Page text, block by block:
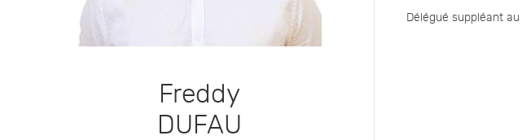
Freddy
DUFAU
Délégué suppléant au